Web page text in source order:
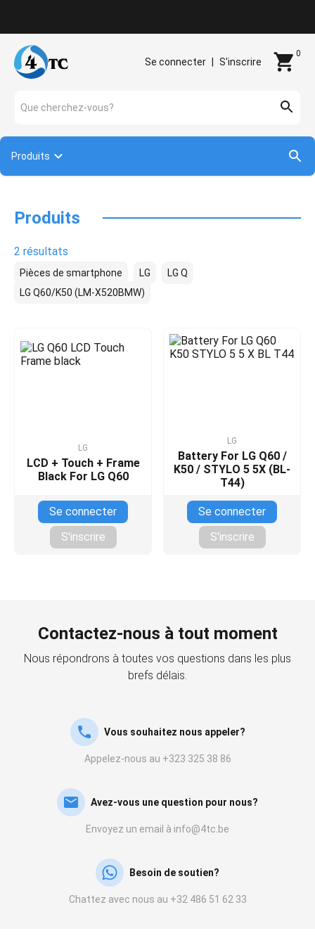
Se connecter S'inscrire
0
Que cherchez-vous?
Produits
Produits
2 résultats
Pièces de smartphone LG
LG Q
LG Q60/K50 (LM-X520BMW)
LG
LCD + Touch + Frame
Black For LG Q60
Se connecter
S'inscrire
LG
Battery For LG Q60 /
K50 / STYLO 5 5X (BL-
T44)
Se connecter
S'inscrire
Contactez-nous à tout moment
Nous répondrons à toutes vos questions dans les plus
brefs délais.
Vous souhaitez nous appeler?
Appelez-nous au +323 325 38 86
Avez-vous une question pour nous?
Envoyez un email à info@4tc.be
Besoin de soutien?
Chattez avec nous au +32 486 51 62 33